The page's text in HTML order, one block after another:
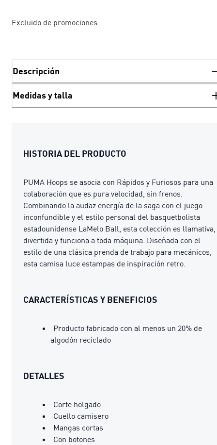
Excluido de promociones
Descripción
Medidas y talla
HISTORIA DEL PRODUCTO
PUMA Hoops se asocia con Rápidos y Furiosos para una
colaboración que es pura velocidad, sin frenos.
Combinando la audaz energía de la saga con el juego
inconfundible y el estilo personal del basquetbolista
estadounidense LaMelo Ball, esta colección es llamativa,
divertida y funciona a toda máquina. Diseñada con el
estilo de una clásica prenda de trabajo para mecánicos,
esta camisa luce estampas de inspiración retro.
CARACTERÍSTICAS Y BENEFICIOS
Producto fabricado con al menos un 20% de
algodón reciclado
DETALLES
Corte holgado
Cuello camisero
Mangas cortas
Con botones